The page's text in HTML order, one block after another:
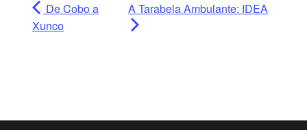
De Cobo a
Xunco
A Tarabela Ambulante: IDEA